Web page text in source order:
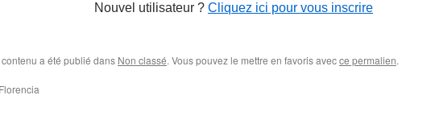
Nouvel utilisateur ? Cliquez ici pour vous inscrire
a été publié dans Non classé. Vous pouvez le mettre en favoris avecce permalien.
Florencia